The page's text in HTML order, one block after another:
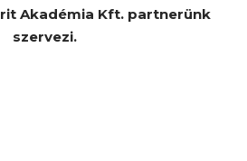
Akadémia Kft. partnerünk
szervezi.